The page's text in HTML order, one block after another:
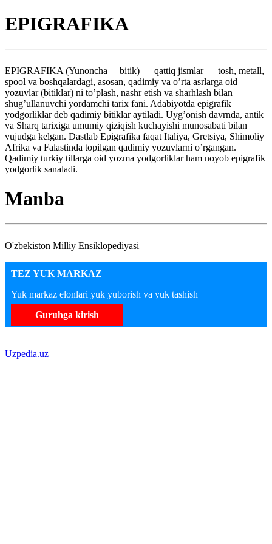
EPIGRAFIKA
EPIGRAFIKA (Yunoncha— bitik) — qattiq jismlar — tosh, metall,
spool va boshqalardagi, asosan, qadimiy va o’rta asrlarga oid
yozuvlar (bitiklar) ni to’plash, nashr etish va sharhlash bilan
shug’ullanuvchi yordamchi tarix fani. Adabiyotda epigrafik
yodgorliklar deb qadimiy bitiklar aytiladi. Uyg’onish davrnda, antik
va Sharq tarixiga umumiy qiziqish kuchayishi munosabati bilan
vujudga kelgan. Dastlab Epigrafika faqat Italiya, Gretsiya, Shimoliy
Afrika va Falastinda topilgan qadimiy yozuvlarni o’rgangan.
Qadimiy turkiy tillarga oid yozma yodgorliklar ham noyob epigrafik
yodgorlik sanaladi.
Manba
O'zbekiston Milliy Ensiklopediyasi
TEZ YUK MARKAZ
Yuk markaz elonlari yuk yuborish va yuk tashish
Guruhga kirish
Uzpedia.uz